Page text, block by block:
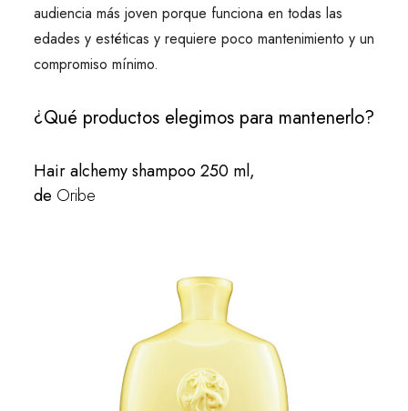
audiencia más joven porque funciona en todas las
edades y estéticas y requiere poco mantenimiento y un
compromiso mínimo.
¿Qué productos elegimos para mantenerlo?
Hair alchemy shampoo 250 ml,
de Oribe